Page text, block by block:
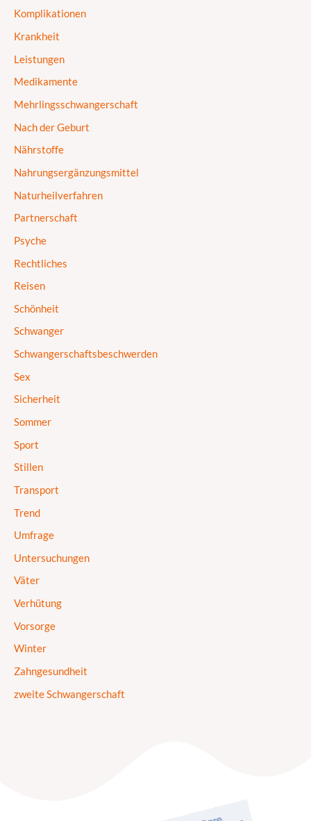
Komplikationen
Krankheit
Leistungen
Medikamente
Mehrlingsschwangerschaft
Nach der Geburt
Nährstoffe
Nahrungsergänzungsmittel
Naturheilverfahren
Partnerschaft
Psyche
Rechtliches
Reisen
Schönheit
Schwanger
Schwangerschaftsbeschwerden
Sex
Sicherheit
Sommer
Sport
Stillen
Transport
Trend
Umfrage
Untersuchungen
Väter
Verhütung
Vorsorge
Winter
Zahngesundheit
zweite Schwangerschaft